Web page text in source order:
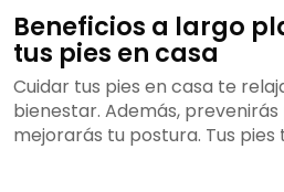
Beneficios a largo
tus pies en casa
Cuidar tus pies en casa te
bienestar. Además,
mejorarás tu postura. Tus